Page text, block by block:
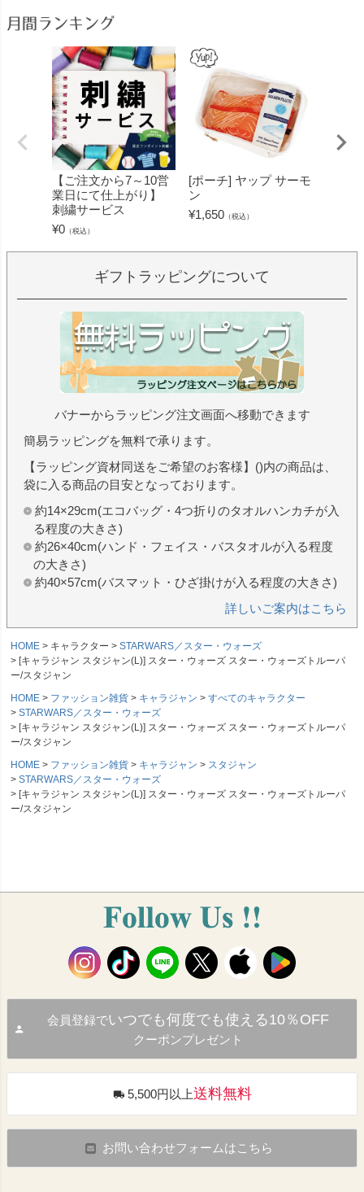
月間ランキング
【ご注文から7～10営
業日にて仕上がり】
刺繍サービス
¥0 （税込）
[ポーチ] ヤップ サーモ
ン
¥1,650 （税込）
ギフトラッピングについて
バナーからラッピング注文画面へ移動できます
簡易ラッピングを無料で承ります。
【ラッピング資材同送をご希望のお客様】()内の商品は、
袋に入る商品の目安となっております。
約14×29cm(エコバッグ・4つ折りのタオルハンカチが入
る程度の大きさ)
約26×40cm(ハンド・フェイス・バスタオルが入る程度
の大きさ)
約40×57cm(バスマット・ひざ掛けが入る程度の大きさ)
詳しいご案内はこちら
HOME キャラクター
STARWARS／スター・ウォーズ
[キャラジャン スタジャン(L)] スター・ウォーズ スター・ウォーズトルーパ
ー/スタジャン
HOME
ファッション雑貨 キャラジャン
すべてのキャラクター
STARWARS／スター・ウォーズ
[キャラジャン スタジャン(L)] スター・ウォーズ スター・ウォーズトルーパ
ー/スタジャン
HOME
ファッション雑貨 キャラジャン
スタジャン
STARWARS／スター・ウォーズ
[キャラジャン スタジャン(L)] スター・ウォーズ スター・ウォーズトルーパ
ー/スタジャン
会員登録でいつでも何度でも使える10％OFF
クーポンプレゼント
5,500円以上送料無料
お問い合わせフォームはこちら